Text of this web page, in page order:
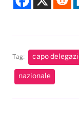
Tag: capo
nazionale